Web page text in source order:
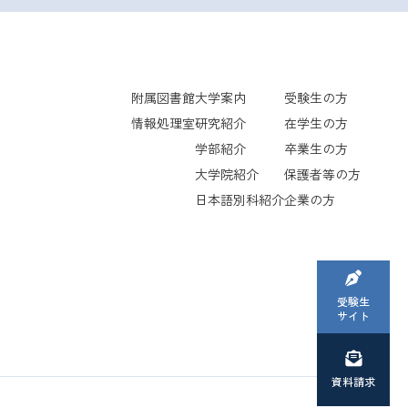
受験生
サイト
資料請求
附属図書館
情報処理室
大学案内
研究紹介
学部紹介
大学院紹介
日本語別科紹介
受験生の方
在学生の方
卒業生の方
保護者等の方
企業の方